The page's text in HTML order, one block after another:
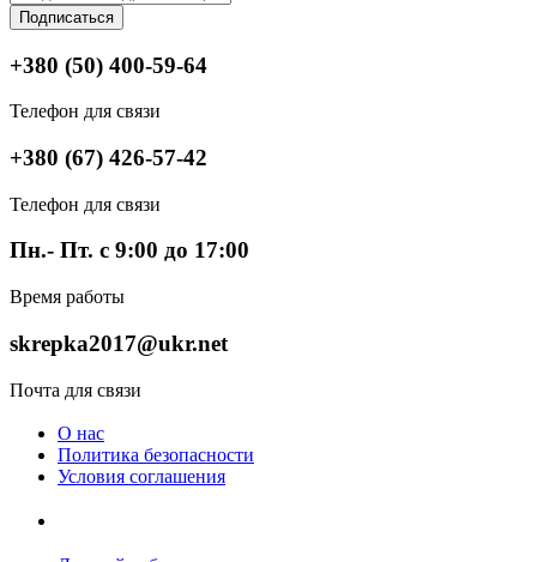
Подписаться
+380 (50) 400-59-64
Телефон для связи
+380 (67) 426-57-42
Телефон для связи
Пн.- Пт. с 9:00 до 17:00
Время работы
skrepka2017@ukr.net
Почта для связи
О нас
Политика безопасности
Условия соглашения